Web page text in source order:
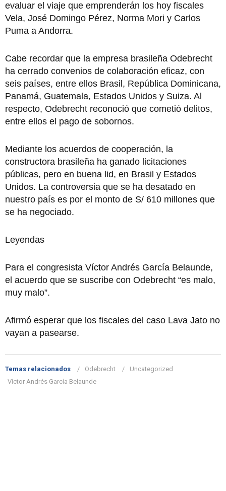
evaluar el viaje que emprenderán los hoy fiscales
Vela, José Domingo Pérez, Norma Mori y Carlos
Puma a Andorra.
Cabe recordar que la empresa brasileña Odebrecht
ha cerrado convenios de colaboración eficaz, con
seis países, entre ellos Brasil, República Dominicana,
Panamá, Guatemala, Estados Unidos y Suiza. Al
respecto, Odebrecht reconoció que cometió delitos,
entre ellos el pago de sobornos.
Mediante los acuerdos de cooperación, la
constructora brasileña ha ganado licitaciones
públicas, pero en buena lid, en Brasil y Estados
Unidos. La controversia que se ha desatado en
nuestro país es por el monto de S/ 610 millones que
se ha negociado.
Leyendas
Para el congresista Víctor Andrés García Belaunde,
el acuerdo que se suscribe con Odebrecht “es malo,
muy malo”.
Afirmó esperar que los fiscales del caso Lava Jato no
vayan a pasearse.
Temas relacionados Odebrecht
Uncategorized
Víctor Andrés García Belaunde